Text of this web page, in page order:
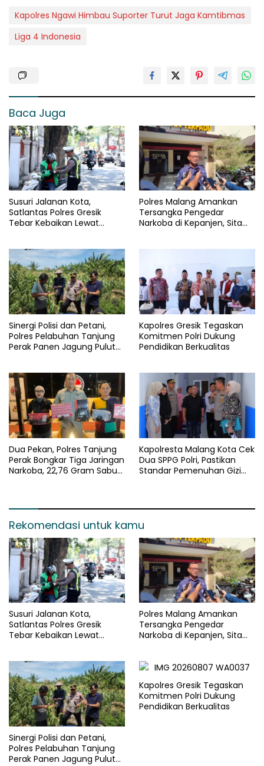
Kapolres Ngawi Himbau Suporter Turut Jaga Kamtibmas
Liga 4 Indonesia
Baca Juga
Susuri Jalanan Kota,
Satlantas Polres Gresik
Tebar Kebaikan Lewat
Polres Malang Amankan
Tersangka Pengedar
Narkoba di Kepanjen, Sita
Sinergi Polisi dan Petani,
Polres Pelabuhan Tanjung
Perak Panen Jagung Pulut
Kapolres Gresik Tegaskan
Komitmen Polri Dukung
Pendidikan Berkualitas
Dua Pekan, Polres Tanjung
Perak Bongkar Tiga Jaringan
Narkoba, 22,76 Gram Sabu
Kapolresta Malang Kota Cek
Dua SPPG Polri, Pastikan
Standar Pemenuhan Gizi
Rekomendasi untuk kamu
Susuri Jalanan Kota,
Satlantas Polres Gresik
Tebar Kebaikan Lewat
Polres Malang Amankan
Tersangka Pengedar
Narkoba di Kepanjen, Sita
Sinergi Polisi dan Petani,
Polres Pelabuhan Tanjung
Perak Panen Jagung Pulut
Kapolres Gresik Tegaskan
Komitmen Polri Dukung
Pendidikan Berkualitas